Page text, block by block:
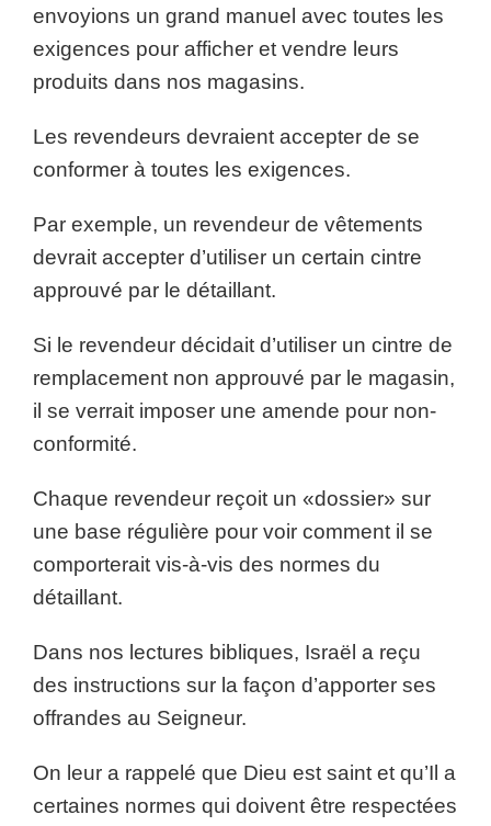
envoyions un grand manuel avec toutes les
exigences pour afficher et vendre leurs
produits dans nos magasins.
Les revendeurs devraient accepter de se
conformer à toutes les exigences.
Par exemple, un revendeur de vêtements
devrait accepter d’utiliser un certain cintre
approuvé par le détaillant.
Si le revendeur décidait d’utiliser un cintre de
remplacement non approuvé par le magasin,
il se verrait imposer une amende pour non-
conformité.
Chaque revendeur reçoit un «dossier» sur
une base régulière pour voir comment il se
comporterait vis-à-vis des normes du
détaillant.
Dans nos lectures bibliques, Israël a reçu
des instructions sur la façon d’apporter ses
offrandes au Seigneur.
On leur a rappelé que Dieu est saint et qu’Il a
certaines normes qui doivent être respectées